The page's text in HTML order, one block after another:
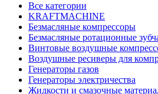
Все категории
KRAFTMACHINE
Безмасляные компрессоры
Безмасляные ротационные
Винтовые воздушные
Воздушные ресиверы для
Генераторы газов
Генераторы электричества
Жидкости и смазочные